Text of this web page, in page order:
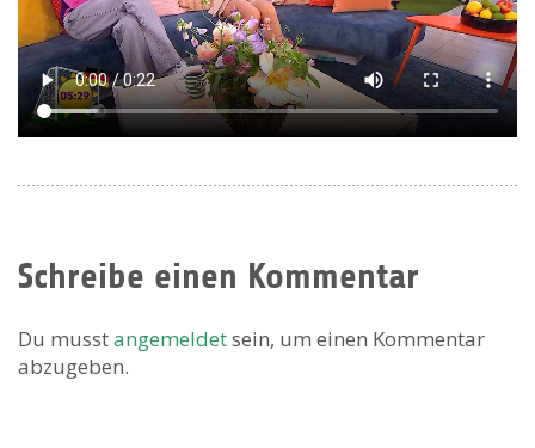
Schreibe einen Kommentar
Du musstangemeldetsein, um einen Kommentar
abzugeben.